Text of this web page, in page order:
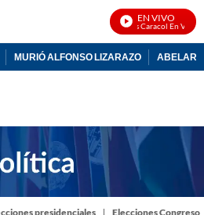
EN VIVO
Noticias Caracol En Vivo
MURIÓ ALFONSO LIZARAZO
presidenciales Elecciones Congreso